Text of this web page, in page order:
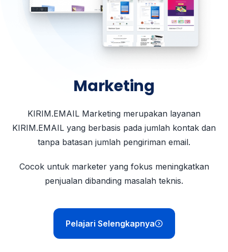
Marketing
KIRIM.EMAIL Marketing merupakan layanan
KIRIM.EMAIL yang berbasis pada jumlah kontak dan
tanpa batasan jumlah pengiriman email.
Cocok untuk marketer yang fokus meningkatkan
penjualan dibanding masalah teknis.
Pelajari Selengkapnya